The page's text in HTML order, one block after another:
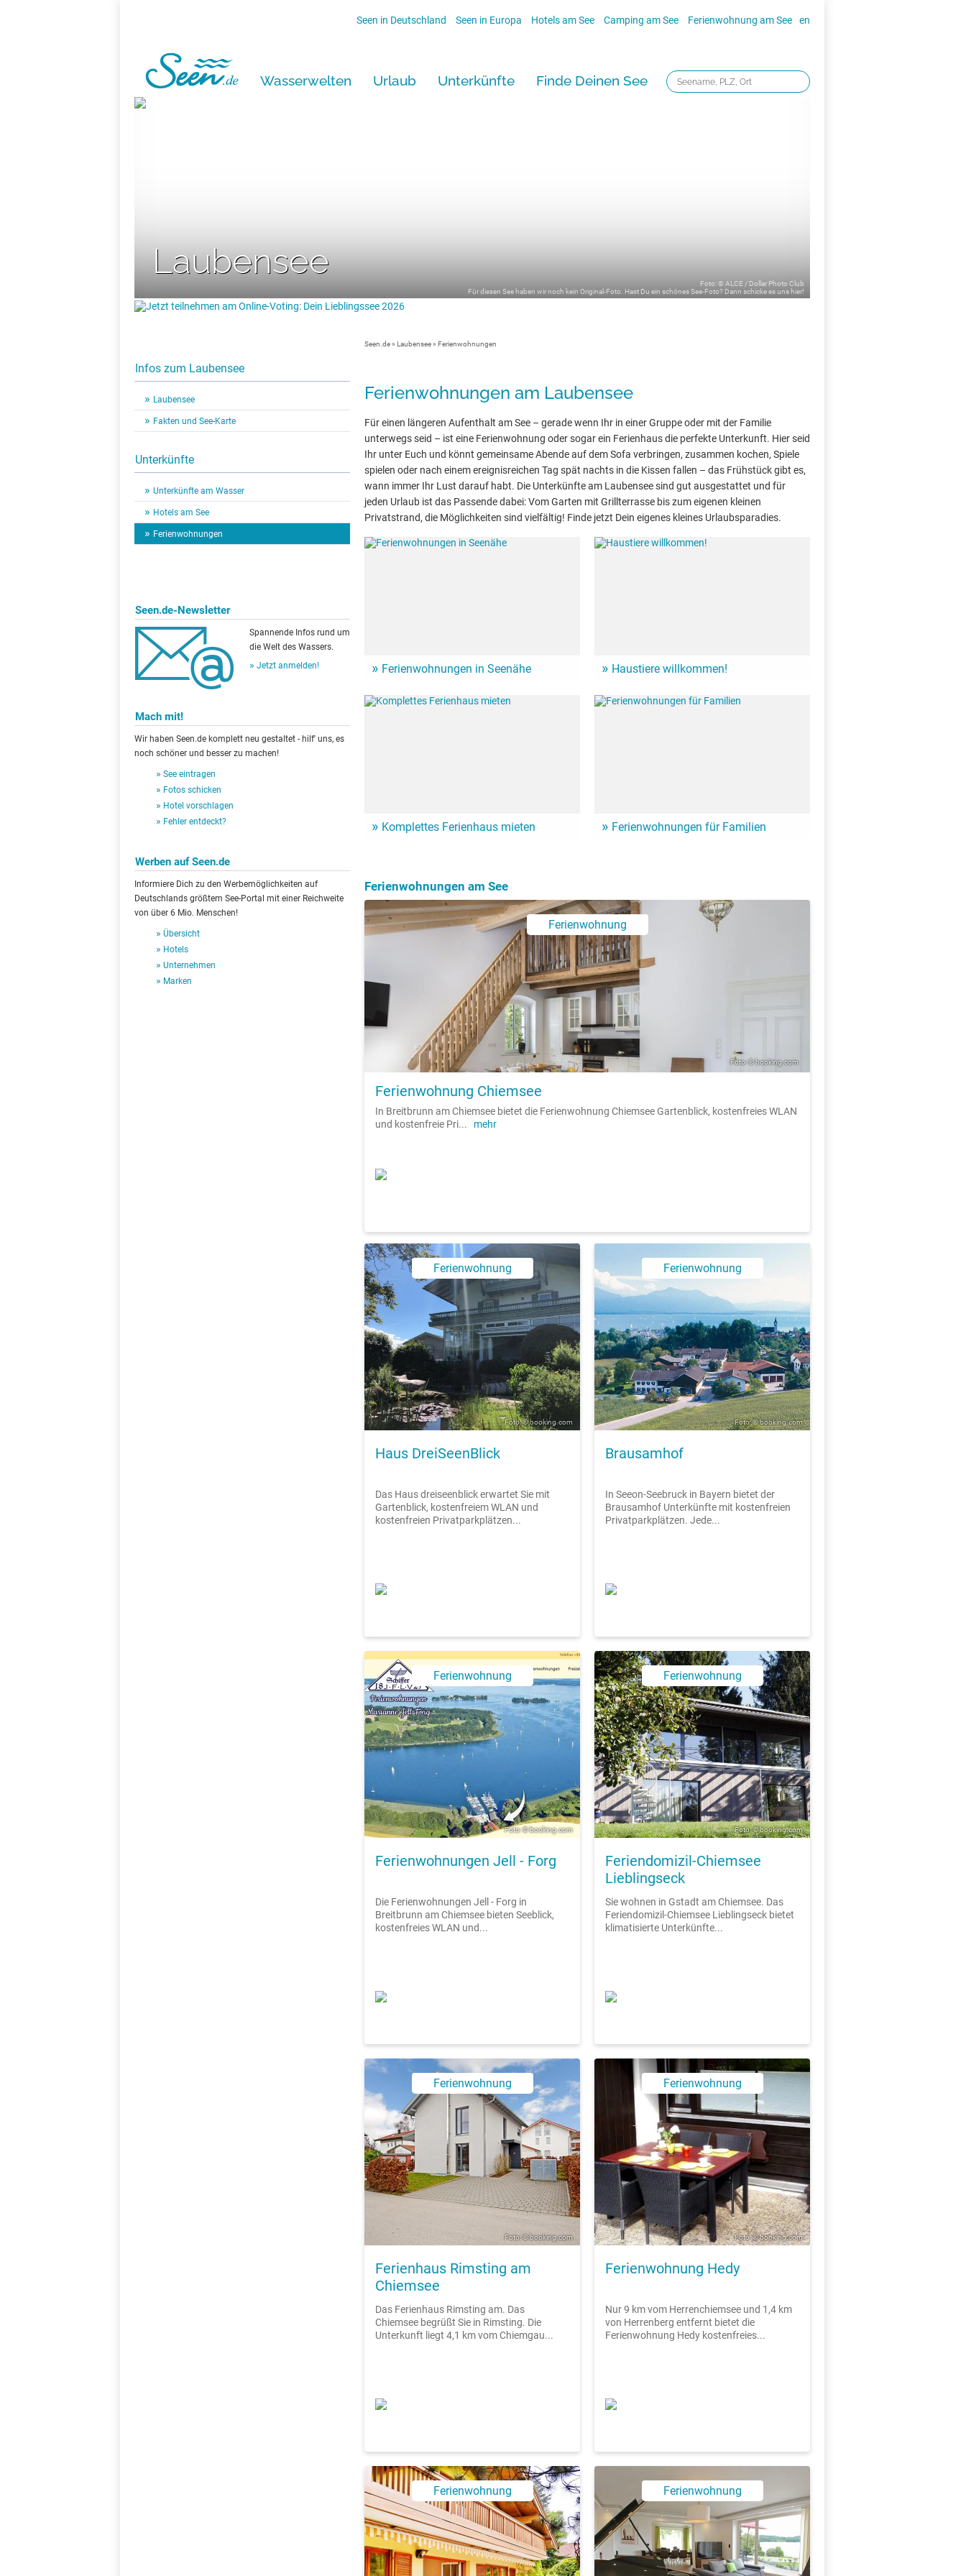
Seen in Deutschland Seen in Europa Hotels am See Camping am See Ferienwohnung am See en
Wasserwelten Urlaub Unterkünfte Finde Deinen See
Laubensee
Foto: © ALCE / Dollar Photo Club
Für diesen See haben wir noch kein Original-Foto. Hast Du ein schönes See-Foto? Dann schicke es uns hier!
Infos zum Laubensee
Laubensee
Fakten und See-Karte
Unterkünfte
Unterkünfte am Wasser
Hotels am See
Ferienwohnungen
Seen.de-Newsletter
Spannende Infos rund um
die Welt des Wassers.
Jetzt anmelden!
Mach mit!
Wir haben Seen.de komplett neu gestaltet - hilf' uns, es
noch schöner und besser zu machen!
See eintragen
Fotos schicken
Hotel vorschlagen
Fehler entdeckt?
Werben auf Seen.de
Informiere Dich zu den Werbemöglichkeiten auf
Deutschlands größtem See-Portal mit einer Reichweite
von über 6 Mio. Menschen!
Übersicht
Hotels
Unternehmen
Marken
Seen.de» Laubensee» Ferienwohnungen
Ferienwohnungen am Laubensee
Für einen längeren Aufenthalt am See – gerade wenn Ihr in einer Gruppe oder mit der Familie
unterwegs seid – ist eine Ferienwohnung oder sogar ein Ferienhaus die perfekte Unterkunft. Hier seid
Ihr unter Euch und könnt gemeinsame Abende auf dem Sofa verbringen, zusammen kochen, Spiele
spielen oder nach einem ereignisreichen Tag spät nachts in die Kissen fallen – das Frühstück gibt es,
wann immer Ihr Lust darauf habt. Die Unterkünfte am Laubensee sind gut ausgestattet und für
jeden Urlaub ist das Passende dabei: Vom Garten mit Grillterrasse bis zum eigenen kleinen
Privatstrand, die Möglichkeiten sind vielfältig! Finde jetzt Dein eigenes kleines Urlaubsparadies.
Ferienwohnungen in Seenähe
See sind eine günstige Alternative für den nächsten
Haustiere willkommen!
haben. Es gibt zahlreiche Unterkünfte am See in
Komplettes Ferienhaus mieten Ferienwohnungen für Familien
Ferienwohnungen am See
Ferienwohnung
Foto: © booking.com
Ferienwohnung Chiemsee
In Breitbrunn am Chiemsee bietet die Ferienwohnung Chiemsee Gartenblick, kostenfreies WLAN
und kostenfreie Pri... mehr
Ferienwohnung
Foto: © booking.com
Haus DreiSeenBlick
Das Haus dreiseenblick erwartet Sie mit
Gartenblick, kostenfreiem WLAN und
kostenfreien Privatparkplätzen...
Ferienwohnung
Foto: © booking.com
Brausamhof
In Seeon-Seebruck in Bayern bietet der
Brausamhof Unterkünfte mit kostenfreien
Privatparkplätzen. Jede...
Ferienwohnung
Foto: © booking.com
Ferienwohnungen Jell - Forg
Die Ferienwohnungen Jell - Forg in
Breitbrunn am Chiemsee bieten Seeblick,
kostenfreies WLAN und...
Ferienwohnung
Foto: © booking.com
Feriendomizil-Chiemsee
Lieblingseck
Sie wohnen in Gstadt am Chiemsee. Das
Feriendomizil-Chiemsee Lieblingseck bietet
klimatisierte Unterkünfte...
Ferienwohnung
Foto: © booking.com
Ferienhaus Rimsting am
Chiemsee
Das Ferienhaus Rimsting am. Das
Chiemsee begrüßt Sie in Rimsting. Die
Unterkunft liegt 4,1 km vom Chiemgau...
Ferienwohnung
Foto: © booking.com
Ferienwohnung Hedy
Nur 9 km vom Herrenchiemsee und 1,4 km
von Herrenberg entfernt bietet die
Ferienwohnung Hedy kostenfreies...
Ferienwohnung Ferienwohnung